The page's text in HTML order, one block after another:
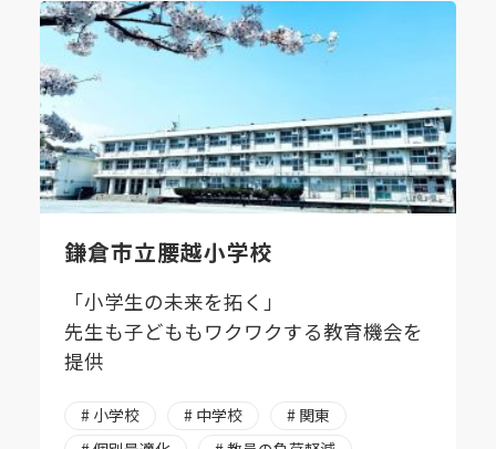
鎌倉市立腰越小学校
「小学生の未来を拓く」
先生も子どももワクワクする教育機会を
提供
# 小学校 # 中学校
# 関東